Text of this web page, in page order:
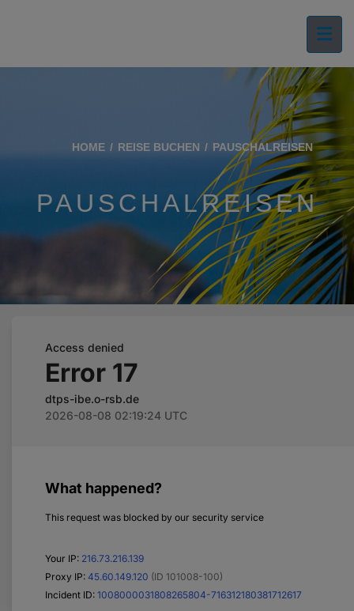
HOME REISE BUCHEN PAUSCHALREISEN
PAUSCHALREISEN